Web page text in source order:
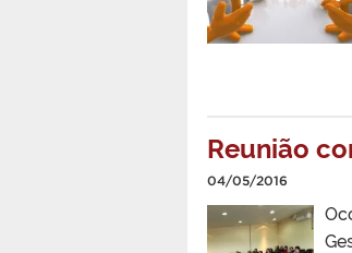
Reunião
04/05/2016